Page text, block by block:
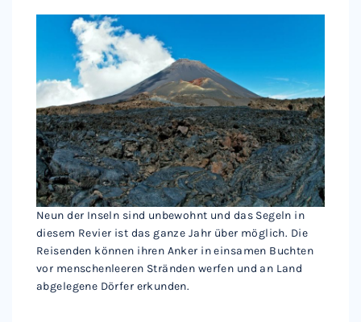
Neun der Inseln sind unbewohnt und das Segeln in
diesem Revier ist das ganze Jahr über möglich. Die
Reisenden können ihren Anker in einsamen Buchten
vor menschenleeren Stränden werfen und an Land
abgelegene Dörfer erkunden.